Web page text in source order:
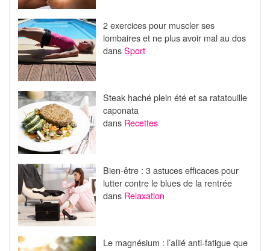
2 exercices pour muscler ses
lombaires et ne plus avoir mal au dos
dansSport
Steak haché plein été et sa ratatouille
caponata
dans Recettes
Bien-être : 3 astuces efficaces pour
lutter contre le blues de la rentrée
dans Relaxation
Le magnésium : l’allié anti-fatigue que